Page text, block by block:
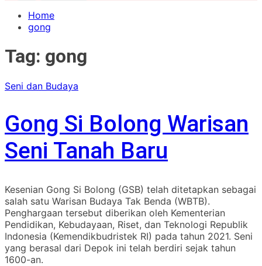
Home
gong
Tag: gong
Seni dan Budaya
Gong Si Bolong Warisan
Seni Tanah Baru
Kesenian Gong Si Bolong (GSB) telah ditetapkan sebagai
salah satu Warisan Budaya Tak Benda (WBTB).
Penghargaan tersebut diberikan oleh Kementerian
Pendidikan, Kebudayaan, Riset, dan Teknologi Republik
Indonesia (Kemendikbudristek RI) pada tahun 2021. Seni
yang berasal dari Depok ini telah berdiri sejak tahun
1600-an.